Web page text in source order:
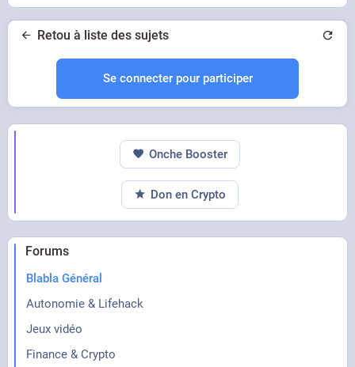
Retou à liste des sujets
Se connecter pour participer
Forums
Blabla Général
Autonomie & Lifehack
Jeux vidéo
Finance & Crypto
Onche Booster
Don en Crypto